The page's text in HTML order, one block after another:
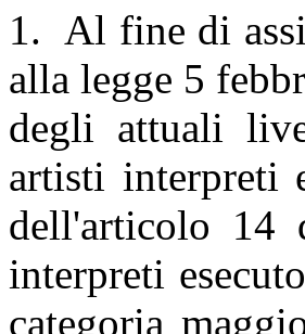
1. Al fine di
alla legge 5
degli attuali
artisti interpreti
dell'articolo 14
interpreti
categoria